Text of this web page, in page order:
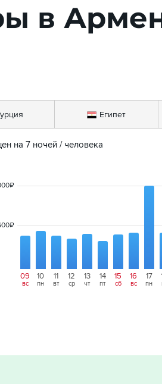
в
Египет
на 7 ночей / человека
₽
₽
09
вс
10
пн
11
вт
12
ср
13
чт
14
пт
15
сб
16
вс
17
пн